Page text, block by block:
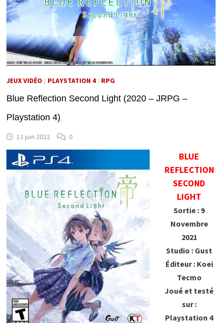
JEUX VIDÉO / PLAYSTATION 4/ RPG
Blue Reflection Second Light (2020 – JRPG –
Playstation 4)
13 juin 2022 0
BLUE
REFLECTION
SECOND
LIGHT
Sortie : 9
Novembre
2021
Studio : Gust
Éditeur : Koei
Tecmo
Joué et testé
sur :
Playstation 4